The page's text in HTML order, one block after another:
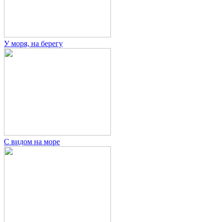
У моря, на берегу
С видом на море